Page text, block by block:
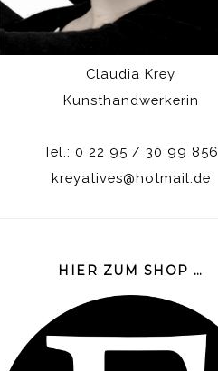
Claudia Krey
Kunsthandwerkerin
Tel.: 0 22 95 / 30 99 856
kreyatives@hotmail.de
HIER ZUM SHOP …